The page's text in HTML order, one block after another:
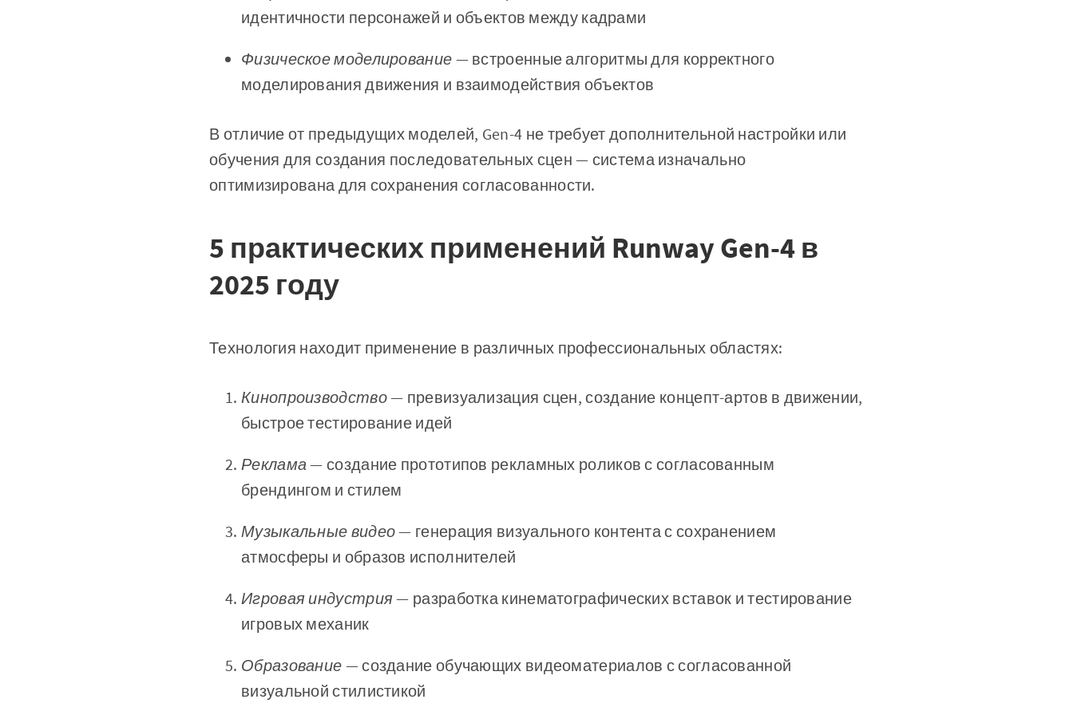
идентичности персонажей и объектов между кадрами
Физическое моделирование — встроенные алгоритмы для корректного
моделирования движения и взаимодействия объектов
В отличие от предыдущих моделей, Gen-4 не требует дополнительной настройки или
обучения для создания последовательных сцен — система изначально
оптимизирована для сохранения согласованности.
5 практических применений Runway Gen-4 в
2025 году
Технология находит применение в различных профессиональных областях:
Кинопроизводство— превизуализация сцен, создание концепт-артов в движении,
быстрое тестирование идей
Реклама— создание прототипов рекламных роликов с согласованным
брендингом и стилем
Музыкальные видео— генерация визуального контента с сохранением
атмосферы и образов исполнителей
Игровая индустрия— разработка кинематографических вставок и тестирование
игровых механик
Образование — создание обучающих видеоматериалов с согласованной
визуальной стилистикой